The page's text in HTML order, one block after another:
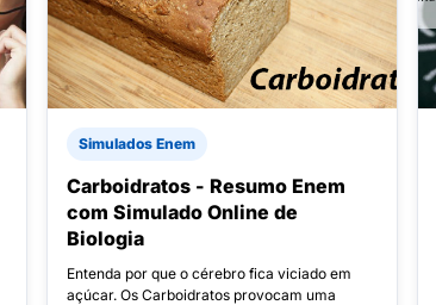
Simulados Enem
Carboidratos - Resumo Enem
com Simulado Online de
Biologia
Entenda por que o cérebro fica viciado em
açúcar. Os Carboidratos provocam uma